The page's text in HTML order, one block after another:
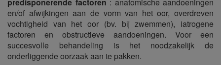
en/of afwijkingen aan de vorm van het oor, overdreven
vochtigheid van het oor (bv. bij zwemmen), iatrogene
factoren en obstructieve aandoeningen. Voor een
succesvolle behandeling is het noodzakelijk de
onderliggende oorzaak aan te pakken.